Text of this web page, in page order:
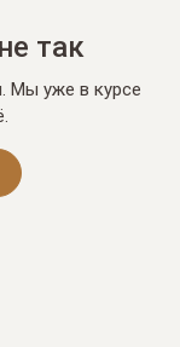
так
Мы уже в курсе